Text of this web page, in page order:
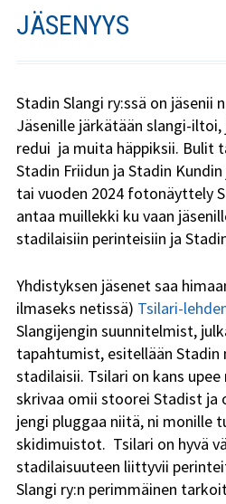
Stadin Slangi ry:n säännöt
Jäsenyys
Historia
Toiminta
Tsilari
Mediakortti
Tsilari 2021
Tsilari 2020
Tsilari 2019
Tsilari 2018
Tsilari 2017
JÄSENYYS
Stadin Slangi ry:ssä on jäsenii
Jäsenille järkätään slangi-
redui ja muita häppiksii. Bulit
Stadin Friidun ja Stadin
tai vuoden 2024 fotonäyttely
antaa muillekki ku vaan
stadilaisiin perinteisiin ja
Yhdistyksen jäsenet saa
ilmaseks netissä) Tsilari-
Slangijengin suunnitelmist,
tapahtumist, esitellään
stadilaisii. Tsilari on kans
skrivaa omii stoorei Stadist ja
jengi pluggaa niitä, ni monille
skidimuistot. Tsilari on hyvä
stadilaisuuteen liittyvii
Slangi ry:n perimmäinen